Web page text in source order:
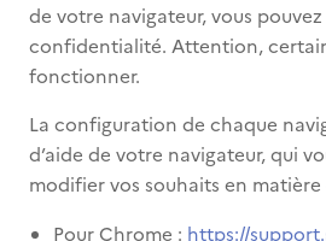
de votre navigateur, vous
confidentialité. Attention,
fonctionner.
La configuration de chaque
d’aide de votre navigateur, qui
modifier vos souhaits en matière
Pour Chrome : https://